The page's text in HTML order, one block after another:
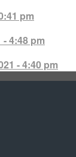
pm
4:48 pm
- 4:40 pm